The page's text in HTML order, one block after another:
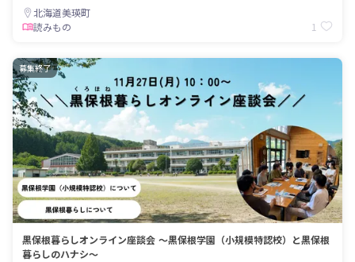
北海道美瑛町
読みもの
1
募集終了
黒保根暮らしオンライン座談会 〜黒保根学園（小規模特認校）と黒保根
暮らしのハナシ〜